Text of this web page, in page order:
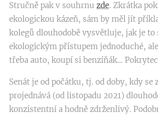
Stručně pak v souhrnu zde. Zkrátka
ekologickou kázeň, sám by měl jít
kolegů dlouhodobě vysvětluje, jak je to
ekologickým přístupem jednoduché,
třeba auto, koupí si benzíňák…
Senát je od počátku, tj. od doby, kdy se
projednává (od listopadu 2021)
konzistentní a hodně zdrženlivý.